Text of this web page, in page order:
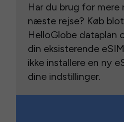
Har du brug for mere
næste rejse? Køb
HelloGlobe dataplan
din eksisterende
ikke installere en ny
dine indstillinger.